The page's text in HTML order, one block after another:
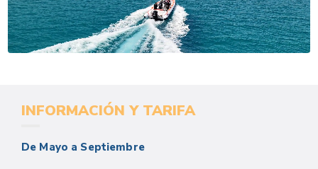
INFORMACIÓN Y TARIFA
De Mayo a Septiembre